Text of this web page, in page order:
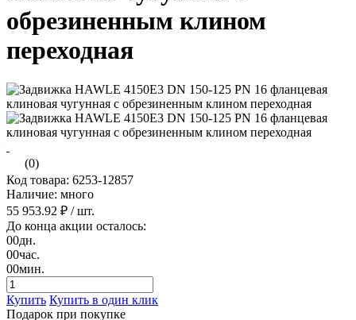
обрезиненным клином
переходная
(0)
Код товара: 6253-12857
Наличие: много
55 953.92 ₽ / шт.
До конца акции осталось:
00дн.
00час.
00мин.
Купить Купить в один клик
Подарок при покупке